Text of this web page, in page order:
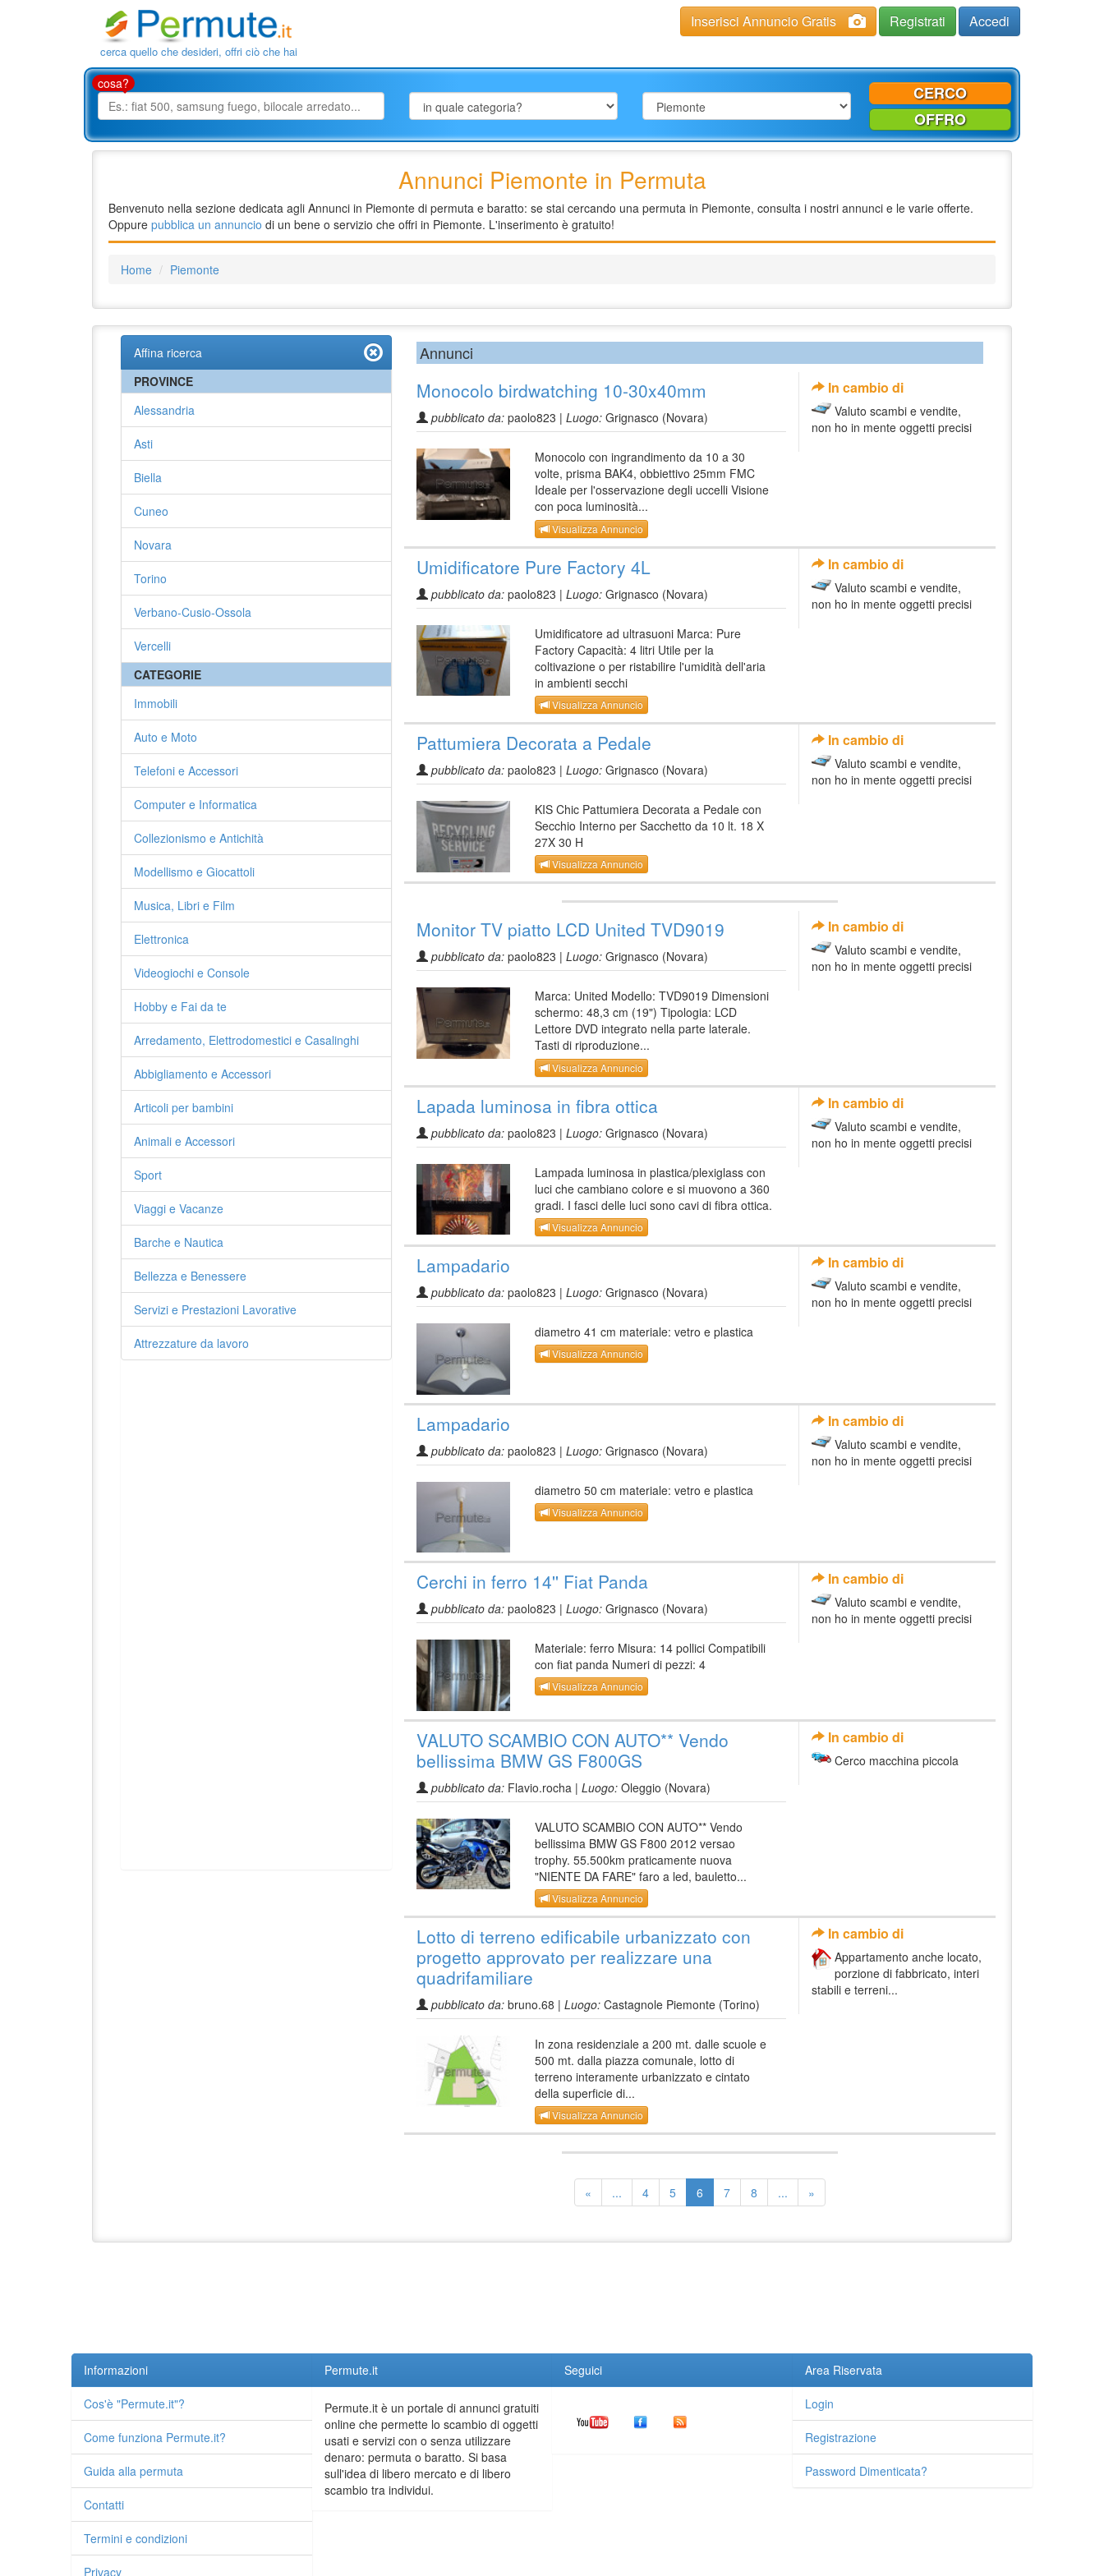
cerca quello che desideri, offri ciò che hai
Inserisci Annuncio Gratis Registrati Accedi
cosa?
CERCO
OFFRO
Annunci Piemonte in Permuta
Benvenuto nella sezione dedicata agli Annunci in Piemonte di permuta e baratto: se stai cercando una permuta in Piemonte, consulta i nostri annunci e le varie offerte.
Oppure pubblica un annuncio di un bene o servizio che offri in Piemonte. L'inserimento è gratuito!
Home Piemonte
Affina ricerca
PROVINCE
Alessandria
Asti
Biella
Cuneo
Novara
Torino
Verbano-Cusio-Ossola
Vercelli
CATEGORIE
Immobili
Auto e Moto
Telefoni e Accessori
Computer e Informatica
Collezionismo e Antichità
Modellismo e Giocattoli
Musica, Libri e Film
Elettronica
Videogiochi e Console
Hobby e Fai da te
Arredamento, Elettrodomestici e Casalinghi
Abbigliamento e Accessori
Articoli per bambini
Animali e Accessori
Sport
Viaggi e Vacanze
Barche e Nautica
Bellezza e Benessere
Servizi e Prestazioni Lavorative
Attrezzature da lavoro
Annunci
Monocolo birdwatching 10-30x40mm
pubblicato da: paolo823 | Luogo: Grignasco (Novara)
Monocolo con ingrandimento da 10 a 30
volte, prisma BAK4, obbiettivo 25mm FMC
Ideale per l'osservazione degli uccelli Visione
con poca luminosità...
Visualizza Annuncio
In cambio di
Valuto scambi e vendite,
non ho in mente oggetti precisi
Umidificatore Pure Factory 4L
pubblicato da: paolo823 | Luogo: Grignasco (Novara)
Umidificatore ad ultrasuoni Marca: Pure
Factory Capacità: 4 litri Utile per la
coltivazione o per ristabilire l'umidità dell'aria
in ambienti secchi
Visualizza Annuncio
In cambio di
Valuto scambi e vendite,
non ho in mente oggetti precisi
Pattumiera Decorata a Pedale
pubblicato da: paolo823 | Luogo: Grignasco (Novara)
KIS Chic Pattumiera Decorata a Pedale con
Secchio Interno per Sacchetto da 10 lt. 18 X
27X 30 H
Visualizza Annuncio
In cambio di
Valuto scambi e vendite,
non ho in mente oggetti precisi
Monitor TV piatto LCD United TVD9019
pubblicato da: paolo823 | Luogo: Grignasco (Novara)
Marca: United Modello: TVD9019 Dimensioni
schermo: 48,3 cm (19") Tipologia: LCD
Lettore DVD integrato nella parte laterale.
Tasti di riproduzione...
Visualizza Annuncio
In cambio di
Valuto scambi e vendite,
non ho in mente oggetti precisi
Lapada luminosa in fibra ottica
pubblicato da: paolo823 | Luogo: Grignasco (Novara)
Lampada luminosa in plastica/plexiglass con
luci che cambiano colore e si muovono a 360
gradi. I fasci delle luci sono cavi di fibra ottica.
Visualizza Annuncio
In cambio di
Valuto scambi e vendite,
non ho in mente oggetti precisi
Lampadario
pubblicato da: paolo823 | Luogo: Grignasco (Novara)
diametro 41 cm materiale: vetro e plastica
Visualizza Annuncio
In cambio di
Valuto scambi e vendite,
non ho in mente oggetti precisi
Lampadario
pubblicato da: paolo823 | Luogo: Grignasco (Novara)
diametro 50 cm materiale: vetro e plastica
Visualizza Annuncio
In cambio di
Valuto scambi e vendite,
non ho in mente oggetti precisi
Cerchi in ferro 14'' Fiat Panda
pubblicato da: paolo823 | Luogo: Grignasco (Novara)
Materiale: ferro Misura: 14 pollici Compatibili
con fiat panda Numeri di pezzi: 4
Visualizza Annuncio
In cambio di
Valuto scambi e vendite,
non ho in mente oggetti precisi
VALUTO SCAMBIO CON AUTO** Vendo
bellissima BMW GS F800GS
pubblicato da: Flavio.rocha | Luogo: Oleggio (Novara)
VALUTO SCAMBIO CON AUTO** Vendo
bellissima BMW GS F800 2012 versao
trophy. 55.500km praticamente nuova
"NIENTE DA FARE" faro a led, bauletto...
Visualizza Annuncio
In cambio di
Cerco macchina piccola
Lotto di terreno edificabile urbanizzato con
progetto approvato per realizzare una
quadrifamiliare
pubblicato da: bruno.68 | Luogo: Castagnole Piemonte (Torino)
In zona residenziale a 200 mt. dalle scuole e
500 mt. dalla piazza comunale, lotto di
terreno interamente urbanizzato e cintato
della superficie di...
Visualizza Annuncio
In cambio di
Appartamento anche locato,
porzione di fabbricato, interi
stabili e terreni...
« ... 4 5 6 7 8 ... »
Informazioni
Cos'è "Permute.it"?
Come funziona Permute.it?
Guida alla permuta
Contatti
Termini e condizioni
Privacy
Permute.it
Permute.it è un portale di annunci gratuiti
online che permette lo scambio di oggetti
usati e servizi con o senza utilizzare
denaro: permuta o baratto. Si basa
sull'idea di libero mercato e di libero
scambio tra individui.
Seguici Area Riservata
Login
Registrazione
Password Dimenticata?